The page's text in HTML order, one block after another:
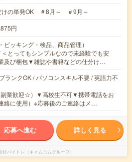
けの単発OK ＃8月～ ＃9月～
円
ピッキング・検品、商品管理）
とってもシンプルなので未経験でも安
及び梱包▼雑誌や書籍などの仕分け…
ランクOK / パソコンスキル不要 / 英語力不
業歓迎☆）▼高校生不可▼携帯電話をお
絡に使用）※応募後のご連絡はメ…
応募へ進む 詳しく見る
社バイトレ（キャムコムグループ）